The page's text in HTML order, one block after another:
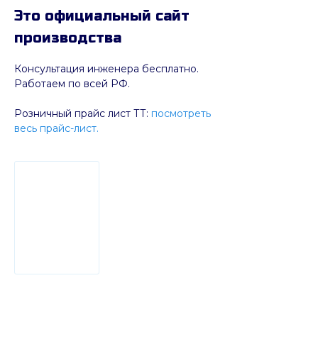
Консультация инженера бесплатно.
Работаем по всей РФ.
Розничный прайс лист ТТ: посмотреть
весь прайс-лист.
Это официальный сайт
производства